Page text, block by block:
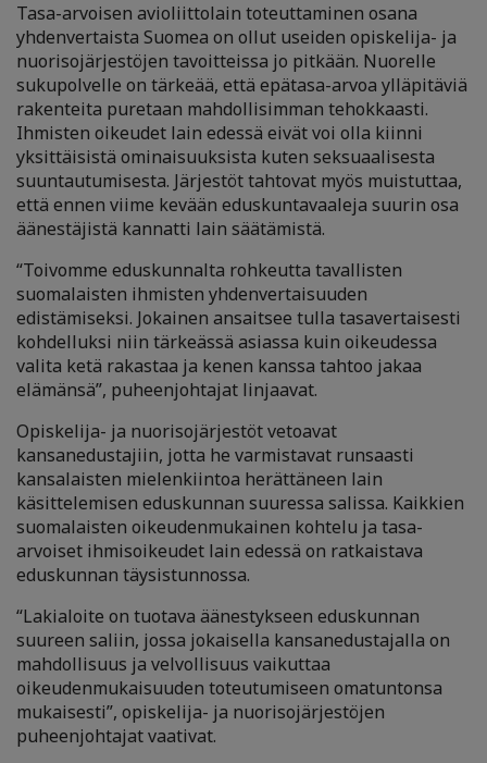
Tasa-arvoisen avioliittolain toteuttaminen osana
yhdenvertaista Suomea on ollut useiden opiskelija- ja
nuorisojärjestöjen tavoitteissa jo pitkään. Nuorelle
sukupolvelle on tärkeää, että epätasa-arvoa ylläpitäviä
rakenteita puretaan mahdollisimman tehokkaasti.
Ihmisten oikeudet lain edessä eivät voi olla kiinni
yksittäisistä ominaisuuksista kuten seksuaalisesta
suuntautumisesta. Järjestöt tahtovat myös muistuttaa,
että ennen viime kevään eduskuntavaaleja suurin osa
äänestäjistä kannatti lain säätämistä.
“Toivomme eduskunnalta rohkeutta tavallisten
suomalaisten ihmisten yhdenvertaisuuden
edistämiseksi. Jokainen ansaitsee tulla tasavertaisesti
kohdelluksi niin tärkeässä asiassa kuin oikeudessa
valita ketä rakastaa ja kenen kanssa tahtoo jakaa
elämänsä”, puheenjohtajat linjaavat.
Opiskelija- ja nuorisojärjestöt vetoavat
kansanedustajiin, jotta he varmistavat runsaasti
kansalaisten mielenkiintoa herättäneen lain
käsittelemisen eduskunnan suuressa salissa. Kaikkien
suomalaisten oikeudenmukainen kohtelu ja tasa-
arvoiset ihmisoikeudet lain edessä on ratkaistava
eduskunnan täysistunnossa.
“Lakialoite on tuotava äänestykseen eduskunnan
suureen saliin, jossa jokaisella kansanedustajalla on
mahdollisuus ja velvollisuus vaikuttaa
oikeudenmukaisuuden toteutumiseen omatuntonsa
mukaisesti”, opiskelija- ja nuorisojärjestöjen
puheenjohtajat vaativat.